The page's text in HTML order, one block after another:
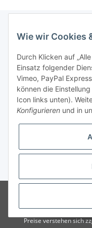
Gesetzliche
* Alle Preise zzgl. gesetzlicher
öffentliche Institutionen.
Preise verstehen sich
Wie wir Cookies
Durch Klicken auf
Einsatz folgender
Vimeo, PayPal
können die
Icon links unten).
Konfigurieren und in